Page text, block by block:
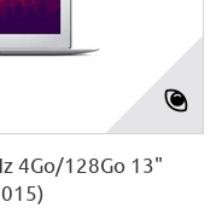
4Go/128Go 13"